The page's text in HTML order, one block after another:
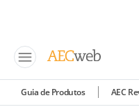
Guia de Produtos AEC